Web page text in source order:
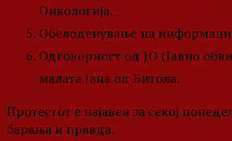
Онкологија.
Обелоденување на
Одговорност од ЈО (Јавно
малата Јана од Битола.
Протестот е најавен за секој
барања и правда.